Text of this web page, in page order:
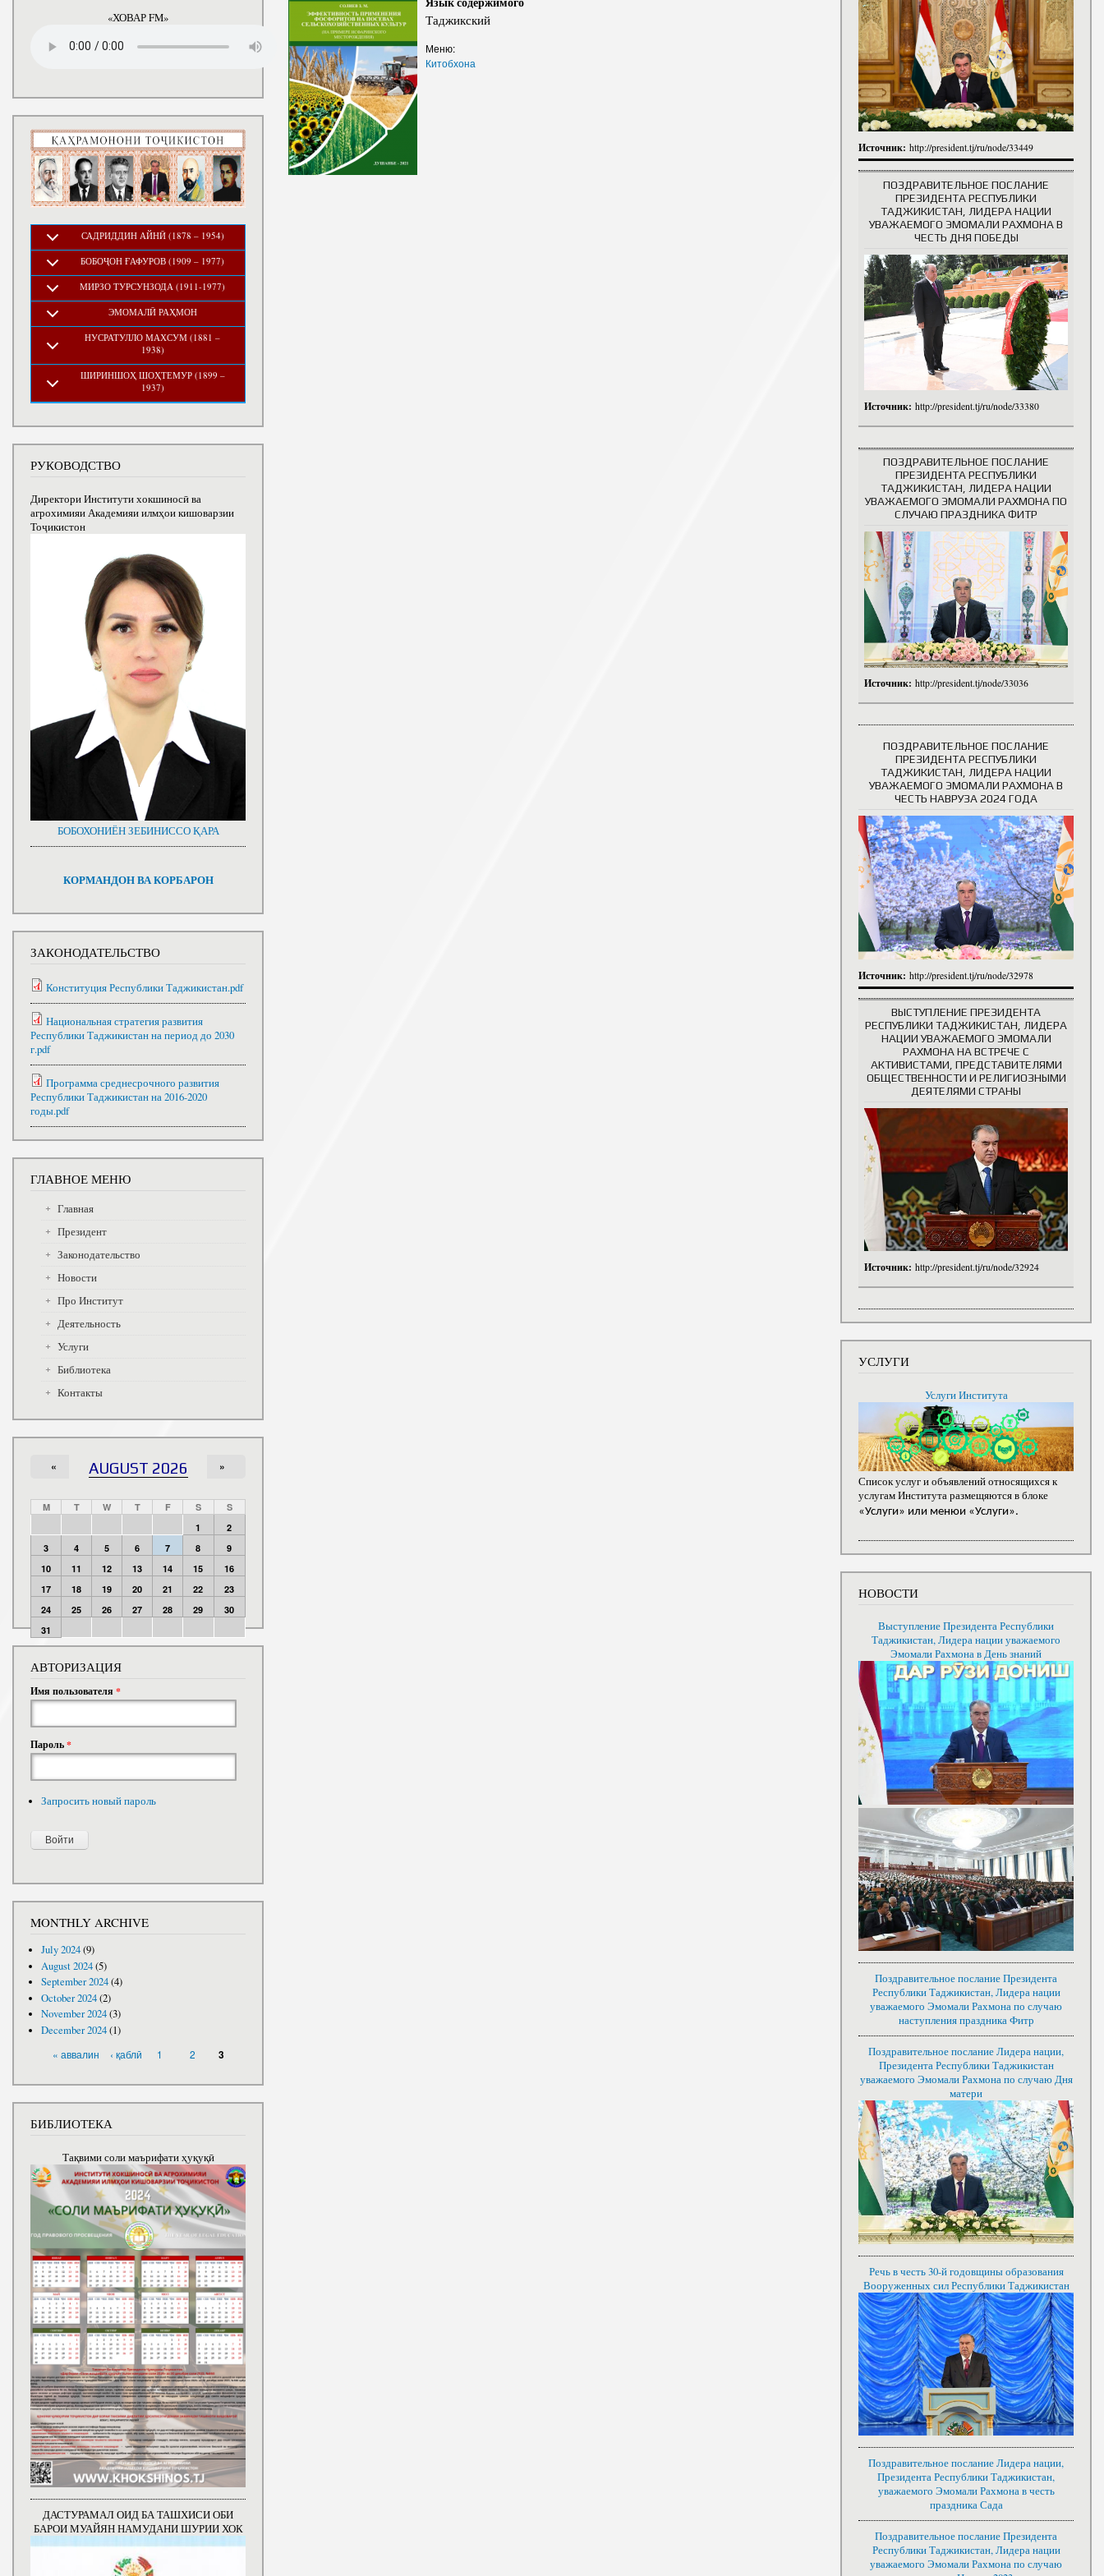
Структура
История руководителей
Таджикский
Меню:
Китобхона
«ХОВАР FM»
САДРИДДИН АЙНӢ (1878 – 1954)
БОБОҶОН ҒАФУРОВ (1909 – 1977)
МИРЗО ТУРСУНЗОДА (1911-1977)
ЭМОМАЛӢ РАҲМОН
НУСРАТУЛЛО МАХСУМ (1881 –
1938)
ШИРИНШОҲ ШОҲТЕМУР (1899 –
1937)
РУКОВОДСТВО
Директори Институти хокшиносӣ ва
агрохимияи Академияи илмҳои кишоварзии
Тоҷикистон
БОБОХОНИЁН ЗЕБИНИССО ҚАРА
КОРМАНДОН ВА КОРБАРОН
ЗАКОНОДАТЕЛЬСТВО
Конституция Республики Таджикистан.pdf
Национальная стратегия развития
Республики Таджикистан на период до 2030
г.pdf
Программа среднесрочного развития
Республики Таджикистан на 2016-2020
годы.pdf
ГЛАВНОЕ МЕНЮ
Главная
Президент
Законодательство
Новости
Про Институт
Деятельность
Услуги
Библиотека
Контакты
AUGUST 2026
« »
M T W T F S
S
1
2
3
4 5 6 7 8
9
10
11 12 13 14 15
16
17
18 19 20 21 22
23
24
25 26 27 28 29
30
31
АВТОРИЗАЦИЯ
Имя пользователя *
Пароль*
Запросить новый пароль
MONTHLY ARCHIVE
July 2024(9)
August 2024(5)
September 2024(4)
October 2024(2)
November 2024(3)
December 2024(1)
« аввалин ‹ қаблӣ 1 2 3
БИБЛИОТЕКА
Тақвими соли маърифати ҳуқуқӣ
ДАСТУРАМАЛ ОИД БА ТАШХИСИ ОБИ
БАРОИ МУАЙЯН НАМУДАНИ ШУРИИ ХОК
Источник: http://president.tj/ru/node/33449
ПОЗДРАВИТЕЛЬНОЕ ПОСЛАНИЕ
ПРЕЗИДЕНТА РЕСПУБЛИКИ
ТАДЖИКИСТАН, ЛИДЕРА НАЦИИ
УВАЖАЕМОГО ЭМОМАЛИ РАХМОНА В
ЧЕСТЬ ДНЯ ПОБЕДЫ
Источник: http://president.tj/ru/node/33380
ПОЗДРАВИТЕЛЬНОЕ ПОСЛАНИЕ
ПРЕЗИДЕНТА РЕСПУБЛИКИ
ТАДЖИКИСТАН, ЛИДЕРА НАЦИИ
УВАЖАЕМОГО ЭМОМАЛИ РАХМОНА ПО
СЛУЧАЮ ПРАЗДНИКА ФИТР
Источник: http://president.tj/node/33036
ПОЗДРАВИТЕЛЬНОЕ ПОСЛАНИЕ
ПРЕЗИДЕНТА РЕСПУБЛИКИ
ТАДЖИКИСТАН, ЛИДЕРА НАЦИИ
УВАЖАЕМОГО ЭМОМАЛИ РАХМОНА В
ЧЕСТЬ НАВРУЗА 2024 ГОДА
Источник: http://president.tj/ru/node/32978
ВЫСТУПЛЕНИЕ ПРЕЗИДЕНТА
РЕСПУБЛИКИ ТАДЖИКИСТАН, ЛИДЕРА
НАЦИИ УВАЖАЕМОГО ЭМОМАЛИ
РАХМОНА НА ВСТРЕЧЕ С
АКТИВИСТАМИ, ПРЕДСТАВИТЕЛЯМИ
ОБЩЕСТВЕННОСТИ И РЕЛИГИОЗНЫМИ
ДЕЯТЕЛЯМИ СТРАНЫ
Источник: http://president.tj/ru/node/32924
УСЛУГИ
Услуги Института
Список услуг и объявлений относящихся к
услугам Института размещяются в блоке
«Услуги» или менюи «Услуги».
НОВОСТИ
Выступление Президента Республики
Таджикистан, Лидера нации уважаемого
Эмомали Рахмона в День знаний
Поздравительное послание Президента
Республики Таджикистан, Лидера нации
уважаемого Эмомали Рахмона по случаю
наступления праздника Фитр
Поздравительное послание Лидера нации,
Президента Республики Таджикистан
уважаемого Эмомали Рахмона по случаю Дня
матери
Речь в честь 30-й годовщины образования
Вооруженных сил Республики Таджикистан
Поздравительное послание Лидера нации,
Президента Республики Таджикистан,
уважаемого Эмомали Рахмона в честь
праздника Сада
Поздравительное послание Президента
Республики Таджикистан, Лидера нации
уважаемого Эмомали Рахмона по случаю